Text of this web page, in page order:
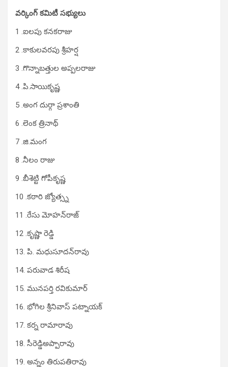
వర్కింగ్ కమిటీ సభ్యులు
1 .ఐల‌పు క‌న‌క‌రాజు
2 .కాకుల‌వ‌ర‌పు శ్రీహ‌ర్ష‌
3 .గొన్నాబ‌త్తుల‌ అప్ప‌ల‌రాజు
4 .పి.సాయికృష్ణ‌
5 .అంగ దుర్గా ప్ర‌శాంతి
6 .లెంక త్రినాథ్‌
7 .జి.మంగ‌
8 .నీలం రాజు
9 .బీశెట్టి గోపీకృష్ణ‌
10 .క‌ఠారి జ్యోత్స్న‌
11 .రేసు మోహ‌న్‌రాజ్‌
12 .కృష్ణా రెడ్డి
13. పి. మధుసూద‌న్‌రావు
14. ప‌రువాడ శిరీష‌
15. మున‌ప‌ర్తి ర‌వికుమార్‌
16. భోగిల శ్రీనివాస్ ప‌ట్నాయ‌క్‌
17. కర్న రామారావు
18. సీరెడ్డిఅప్పారావు
19. అన్నం తిరుప‌తిరావు